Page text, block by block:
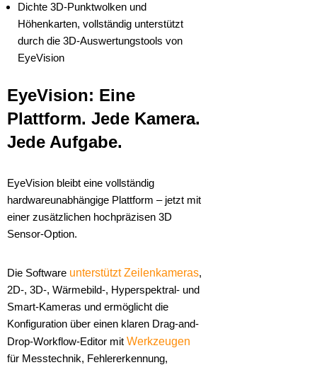
Dichte 3D-Punktwolken und
Höhenkarten, vollständig unterstützt
durch die 3D-Auswertungstools von
EyeVision
EyeVision: Eine
Plattform. Jede Kamera.
Jede Aufgabe.
EyeVision bleibt eine vollständig
hardwareunabhängige Plattform – jetzt mit
einer zusätzlichen hochpräzisen 3D
Sensor-Option.
Die Software unterstützt Zeilenkameras,
2D-, 3D-, Wärmebild-, Hyperspektral- und
Smart-Kameras und ermöglicht die
Konfiguration über einen klaren Drag-and-
Drop-Workflow-Editor mit Werkzeugen
für Messtechnik, Fehlererkennung,